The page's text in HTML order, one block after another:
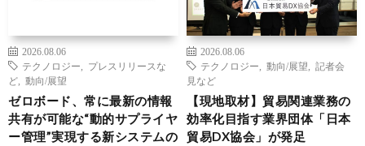
2026.08.06
テクノロジー
プレスリリースな
ど
動向/展望
ゼロボード、常に最新の情報
共有が可能な“動的サプライヤ
ー管理”実現する新システムの
2026.08.06
テクノロジー
動向/展望
記者会
見など
【現地取材】貿易関連業務の
効率化目指す業界団体「日本
貿易DX協会」が発足